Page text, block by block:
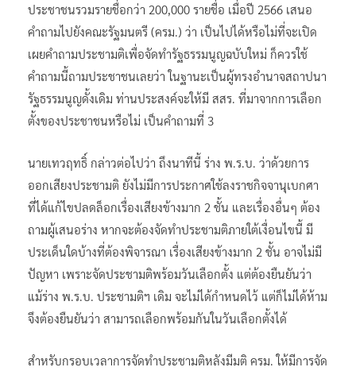
ประชาชนรวมรายชื่อกว่า 200,000 รายชื่อ เมื่อปี 2566 เสนอ
คำถามไปยังคณะรัฐมนตรี (ครม.) ว่า เป็นไปได้หรือไม่ที่จะเปิด
เผยคำถามประชามติเพื่อจัดทำรัฐธรรมนูญฉบับใหม่ ก็ควรใช้
คำถามนี้ถามประชาชนเลยว่า ในฐานะเป็นผู้ทรงอำนาจสถาปนา
รัฐธรรมนูญดั้งเดิม ท่านประสงค์จะให้มี สสร. ที่มาจากการเลือก
ตั้งของประชาชนหรือไม่ เป็นคำถามที่ 3
นายเทวฤทธิ์ กล่าวต่อไปว่า ถึงนาทีนี้ ร่าง พ.ร.บ. ว่าด้วยการ
ออกเสียงประชามติ ยังไม่มีการประกาศใช้ลงราชกิจจานุเบกศา
ที่ได้แก้ไขปลดล็อกเรื่องเสียงข้างมาก 2 ชั้น และเรื่องอื่นๆ ต้อง
ถามผู้เสนอร่าง หากจะต้องจัดทำประชามติภายใต้เงื่อนไขนี้ มี
ประเด็นใดบ้างที่ต้องพิจารณา เรื่องเสียงข้างมาก 2 ชั้น อาจไม่มี
ปัญหา เพราะจัดประชามติพร้อมวันเลือกตั้ง แต่ต้องยืนยันว่า
แม้ร่าง พ.ร.บ. ประชามติฯ เดิม จะไม่ได้กำหนดไว้ แต่ก็ไม่ได้ห้าม
จึงต้องยืนยันว่า สามารถเลือกพร้อมกันในวันเลือกตั้งได้
สำหรับกรอบเวลาการจัดทำประชามติหลังมีมติ ครม. ให้มีการจัด